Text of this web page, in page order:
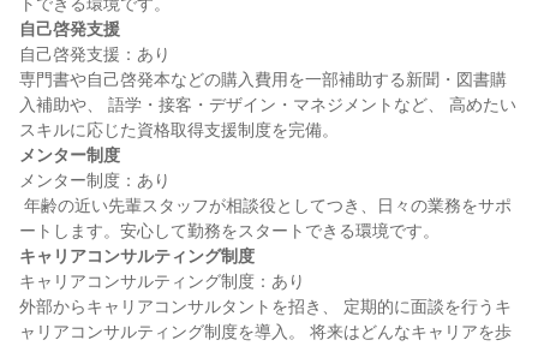
自己啓発支援
自己啓発支援：あり
専門書や自己啓発本などの購入費用を一部補助する新聞・図書購
入補助や、 語学・接客・デザイン・マネジメントなど、 高めたい
メンター制度
メンター制度：あり
キャリアコンサルティング制度
キャリアコンサルティング制度：あり
外部からキャリアコンサルタントを招き、 定期的に面談を行うキ
ャリアコンサルティング制度を導入。 将来はどんなキャリアを歩